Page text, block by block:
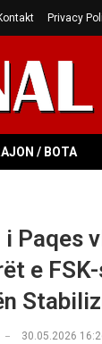
Privacy
/ BOTA
Paqes
e
30.05.2026